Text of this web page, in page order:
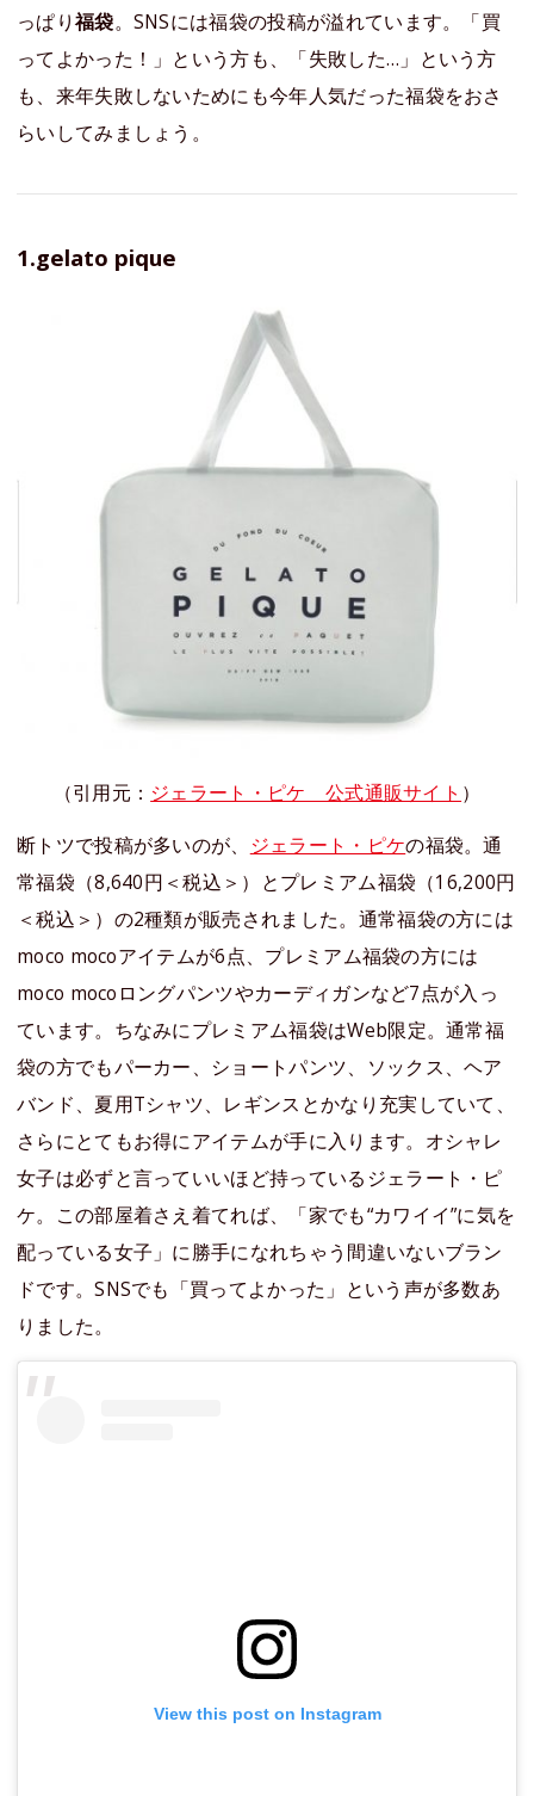
っぱり福袋。SNSには福袋の投稿が溢れています。「買
ってよかった！」という方も、「失敗した…」という方
も、来年失敗しないためにも今年人気だった福袋をおさ
らいしてみましょう。
1.gelato pique
（引用元： ジェラート・ピケ 公式通販サイト ）
断トツで投稿が多いのが、 ジェラート・ピケの福袋。通
常福袋（8,640円＜税込＞）とプレミアム福袋（16,200円
＜税込＞）の2種類が販売されました。通常福袋の方には
moco mocoアイテムが6点、プレミアム福袋の方には
moco mocoロングパンツやカーディガンなど7点が入っ
ています。ちなみにプレミアム福袋はWeb限定。通常福
袋の方でもパーカー、ショートパンツ、ソックス、ヘア
バンド、夏用Tシャツ、レギンスとかなり充実していて、
さらにとてもお得にアイテムが手に入ります。オシャレ
女子は必ずと言っていいほど持っているジェラート・ピ
ケ。この部屋着さえ着てれば、「家でも“カワイイ”に気を
配っている女子」に勝手になれちゃう間違いないブラン
ドです。SNSでも「買ってよかった」という声が多数あ
りました。
View this post on Instagram